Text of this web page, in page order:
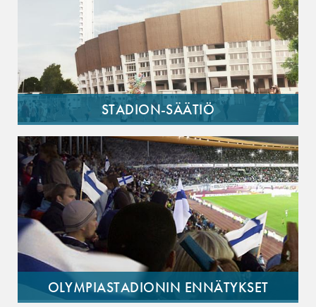
STADION-SÄÄTIÖ
OLYMPIASTADIONIN ENNÄTYKSET